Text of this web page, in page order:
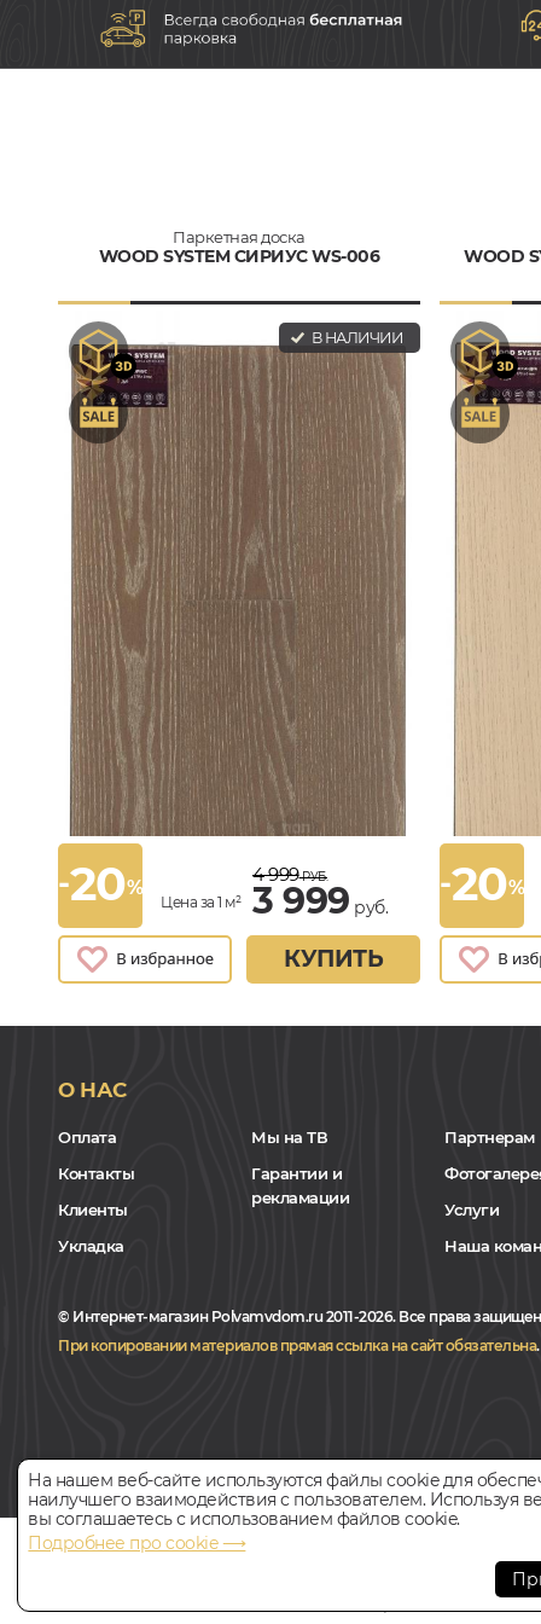
Паркетная доска
WOOD SYSTEM СИРИУС WS-006
В НАЛИЧИИ
-20%
Цена за 1 м²
4 999РУБ.
3 999 руб.
КУПИТЬ
WOOD
-20%
О НАС
Оплата
Контакты
Клиенты
Укладка
Мы на ТВ
Гарантии и
рекламации
Партнерам
Услуги
Наша
© Интернет-магазин Polvamvdom.ru 2011-2026. Все права
При копировании материалов прямая ссылка на сайт обязательна.
На нашем веб-сайте используются файлы cookie для
наилучшего взаимодействия с пользователем. Используя
вы соглашаетесь с использованием файлов cookie.
Подробнее про cookie ⟶